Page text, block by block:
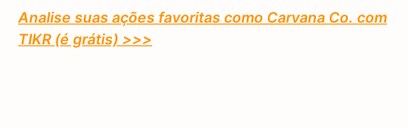
Analise suas ações favoritas como Carvana Co. com
TIKR (é grátis) >>>